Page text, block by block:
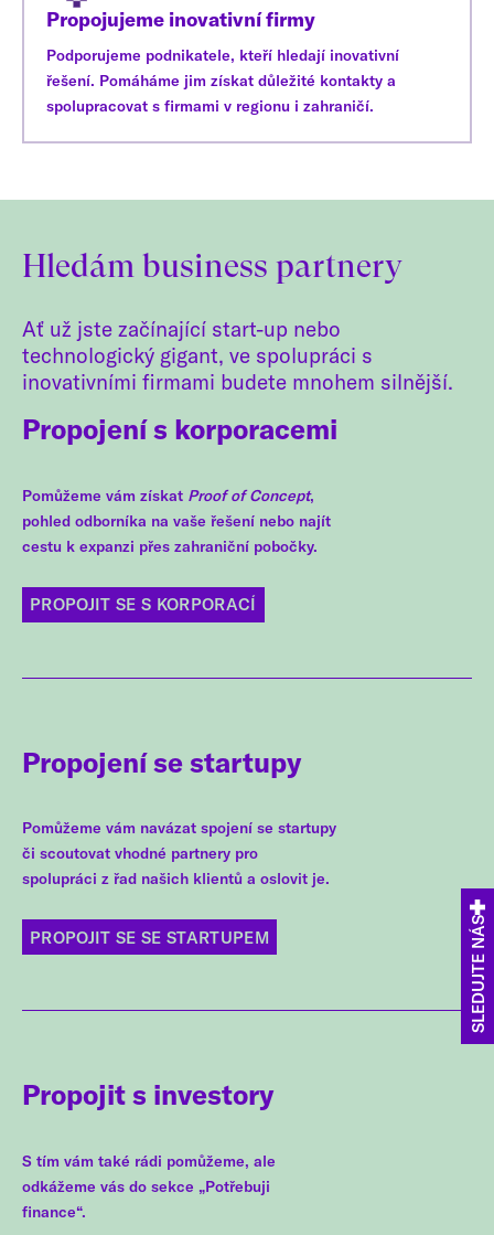
Propojujeme inovativní firmy
Podporujeme podnikatele, kteří hledají inovativní
řešení. Pomáháme jim získat důležité kontakty a
spolupracovat s firmami v regionu i zahraničí.
Hledám business partnery
Ať už jste začínající start-up nebo
technologický gigant, ve spolupráci s
inovativními firmami budete mnohem silnější.
Propojení s korporacemi
Pomůžeme vám získat Proof of Concept,
pohled odborníka na vaše řešení nebo najít
cestu k expanzi přes zahraniční pobočky.
PROPOJIT SE S KORPORACÍ
Propojení se startupy
Pomůžeme vám navázat spojení se startupy
či scoutovat vhodné partnery pro
spolupráci z řad našich klientů a oslovit je.
PROPOJIT SE SE STARTUPEM
Propojit s investory
S tím vám také rádi pomůžeme, ale
odkážeme vás do sekce „Potřebuji
finance“.
SLEDUJTE NÁS